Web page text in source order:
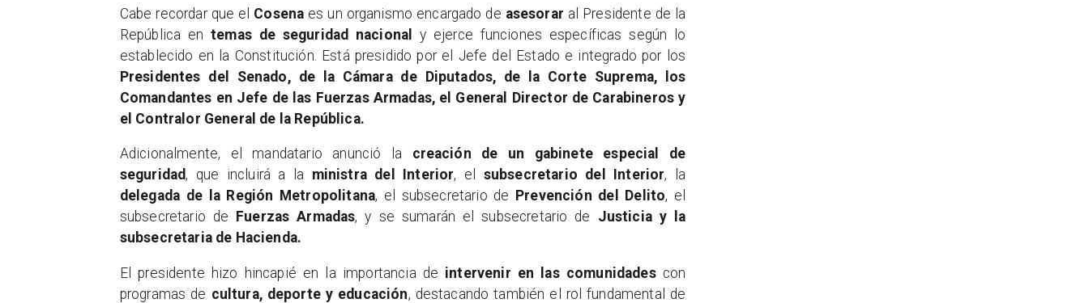
​Cabe recordar que el Cosena es un organismo encargado de asesorar al Presidente de la
República entemas de seguridad nacional
y ejerce funciones específicas según lo
establecido en la Constitución. Está presidido por el Jefe del Estado e integrado por los
Presidentes del Senado, de la Cámara de Diputados, de la Corte Suprema, los
Comandantes en Jefe de las Fuerzas Armadas, el General Director de Carabineros y
el Contralor General de la República.
​Adicionalmente, el mandatario anunció la creación de un gabinete especial de
seguridad, que incluirá a la ministra del Interior, el subsecretario del Interior, la
delegada de la Región Metropolitana, el subsecretario de Prevención del Delito, el
subsecretario de
Fuerzas Armadas, y se sumarán el subsecretario de Justicia y la
subsecretaria de Hacienda.
​El presidente hizo hincapié en la importancia de intervenir en las comunidades con
programas de cultura, deporte y educación, destacando también el rol fundamental de